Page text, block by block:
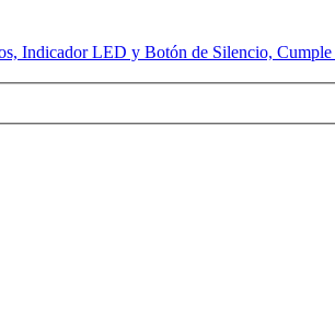
Indicador LED y Botón de Silencio,